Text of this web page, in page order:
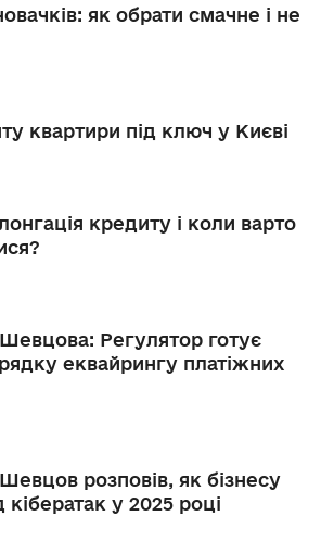
як обрати смачне і не
квартири під ключ у Києві
кредиту і коли варто
Регулятор готує
еквайрингу платіжних
розповів, як бізнесу
кібератак у 2025 році